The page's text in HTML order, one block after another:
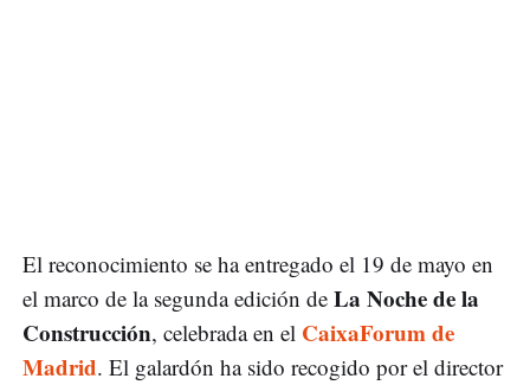
El reconocimiento se ha entregado el 19 de mayo en
el marco de la segunda edición de La Noche de la
Construcción, celebrada en el CaixaForum de
Madrid. El galardón ha sido recogido por el director